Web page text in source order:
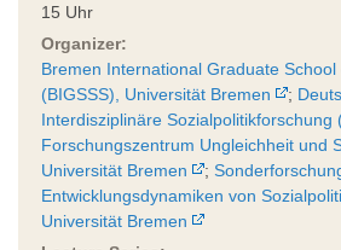
15 Uhr
Organizer:
Bremen International Graduate
(BIGSSS), Universität Bremen
;
Interdisziplinäre Sozialpolitikforschung
Forschungszentrum Ungleichheit und
Universität Bremen
;
Entwicklungsdynamiken von
Universität Bremen